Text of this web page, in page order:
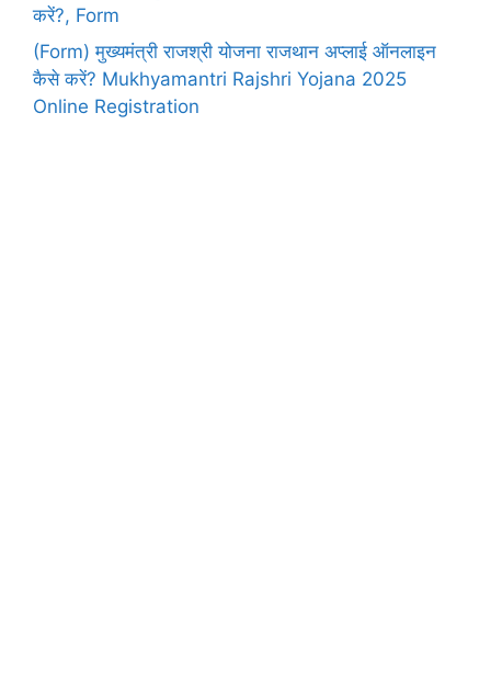
करें?, Form
(Form) मुख्यमंत्री राजश्री योजना राजथान अप्लाई ऑनलाइन
कैसे करें? Mukhyamantri Rajshri Yojana 2025
Online Registration